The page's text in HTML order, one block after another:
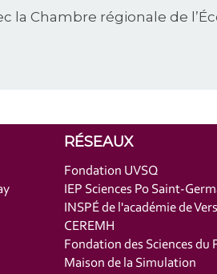
la Chambre régionale de
RÉSEAUX
Fondation UVSQ
IEP Sciences Po Saint-
INSPÉ de l'académie de
CEREMH
Fondation des Sciences du
Maison de la Simulation